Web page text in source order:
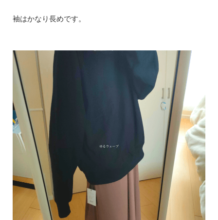
袖はかなり長めです。